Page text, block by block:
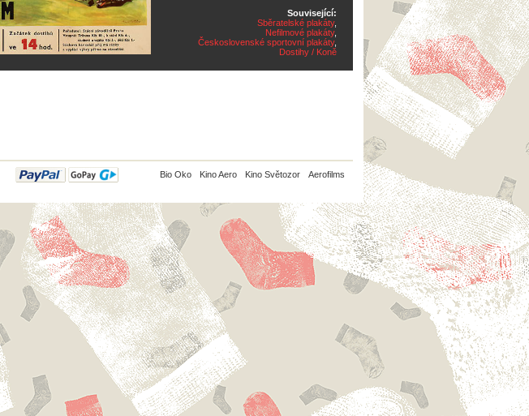
Související:
Sběratelské plakáty,
Nefilmové plakáty,
Československé sportovní plakáty,
Dostihy / Koně
Bio Oko Kino Aero Kino Světozor Aerofilms